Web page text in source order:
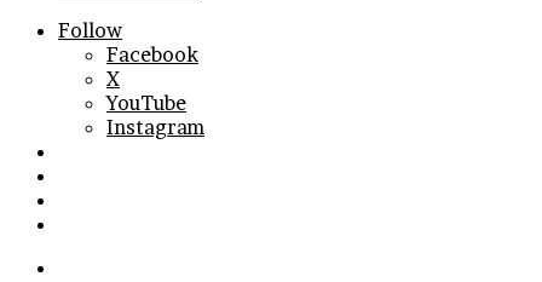
Follow
Facebook
X
YouTube
Instagram